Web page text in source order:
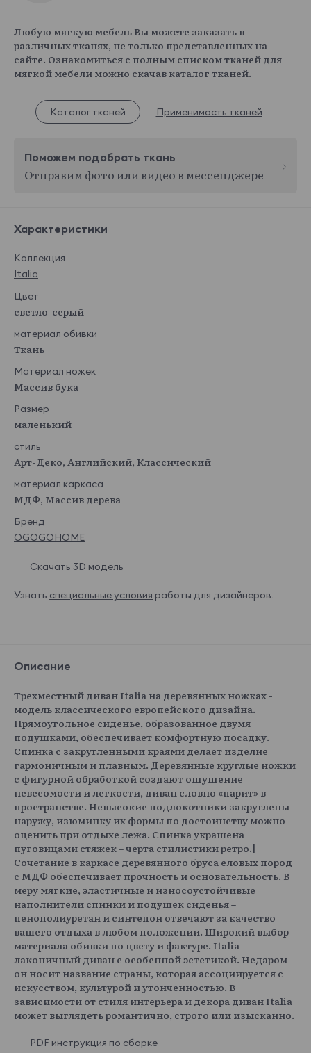
Любую мягкую мебель Вы можете заказать в
различных тканях, не только представленных на
сайте. Ознакомиться с полным списком тканей для
мягкой мебели можно скачав каталог тканей.
Каталог тканей Применимость тканей
Поможем подобрать ткань
Отправим фото или видео в мессенджере
Характеристики
Коллекция
Italia
Цвет
светло-серый
материал обивки
Ткань
Материал ножек
Массив бука
Размер
маленький
стиль
Арт-Деко, Английский, Классический
материал каркаса
МДФ, Массив дерева
Бренд
OGOGOHOME
Скачать 3D модель
Узнать специальные условия работы для дизайнеров.
Описание
Трехместный диван Italia на деревянных ножках -
модель классического европейского дизайна.
Прямоугольное сиденье, образованное двумя
подушками, обеспечивает комфортную посадку.
Спинка с закругленными краями делает изделие
гармоничным и плавным. Деревянные круглые ножки
с фигурной обработкой создают ощущение
невесомости и легкости, диван словно «парит» в
пространстве. Невысокие подлокотники закруглены
наружу, изюминку их формы по достоинству можно
оценить при отдыхе лежа. Спинка украшена
пуговицами стяжек – черта стилистики ретро.|
Сочетание в каркасе деревянного бруса еловых пород
с МДФ обеспечивает прочность и основательность. В
меру мягкие, эластичные и износоустойчивые
наполнители спинки и подушек сиденья –
пенополиуретан и синтепон отвечают за качество
вашего отдыха в любом положении. Широкий выбор
материала обивки по цвету и фактуре. Italia –
лаконичный диван с особенной эстетикой. Недаром
он носит название страны, которая ассоциируется с
искусством, культурой и утонченностью. В
зависимости от стиля интерьера и декора диван Italia
может выглядеть романтично, строго или изысканно.
PDF инструкция по сборке